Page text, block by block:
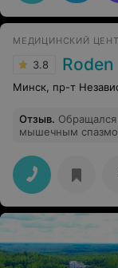
МЕДИЦИНСКИЙ
3.8 Roden
Минск, пр-т
Отзыв.
мышечным
точки, хорошо
заметен сразу —
подвижность
массажистов,
нагрузок.
пахнет маслами